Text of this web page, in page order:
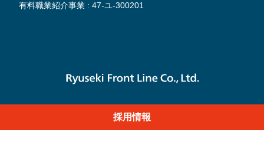
有料職業紹介事業 : 47-ユ-300201
採用情報